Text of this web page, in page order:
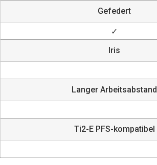
Gefedert
✓
Iris
Langer Arbeitsabstand
Ti2-E PFS-kompatibel